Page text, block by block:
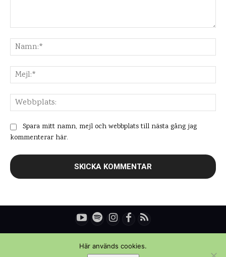
Spara mitt namn, mejl och webbplats till nästa gång jag
kommenterar här.
Här används cookies.